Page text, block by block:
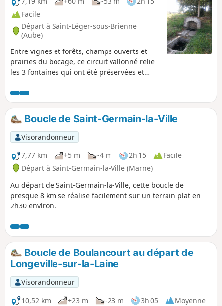
Facile
Départ à Saint-Léger-sous-Brienne
(Aube)
Entre vignes et forêts, champs ouverts et
prairies du bocage, ce circuit vallonné relie
les 3 fontaines qui ont été préservées et
commune.
Boucle de Saint-Germain-la-Ville
Visorandonneur
7,77 km
+5 m -4 m 2h 15
Facile
Départ à Saint-Germain-la-Ville (Marne)
Au départ de Saint-Germain-la-Ville, cette boucle de
presque 8 km se réalise facilement sur un terrain plat en
2h30 environ.
Boucle de Boulancourt au départ de
Longeville-sur-la-Laine
Visorandonneur
10,52 km
+23 m -23 m 3h 05
Moyenne